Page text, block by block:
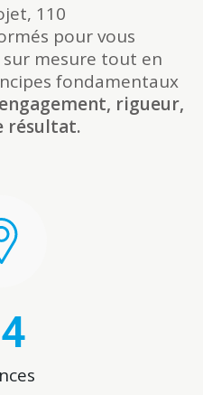
110
pour vous
mesure tout en
fondamentaux
rigueur,
résultat.